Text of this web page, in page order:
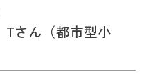
さん（都市型小